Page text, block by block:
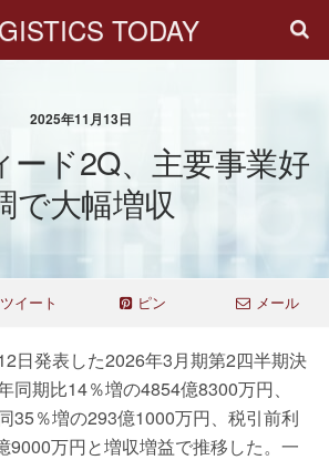
TODAY
2025年11月13日
ード2Q、主要事業好
で大幅増収
ツイート ピン メール
日発表した2026年3月期第2四半期決
同期比14％増の4854億8300万円、
35％増の293億1000万円、税引前利
9000万円と増収増益で推移した。一